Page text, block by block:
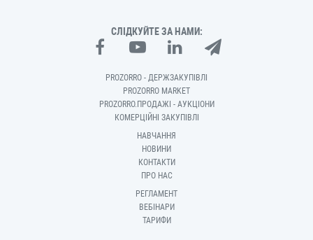
СЛІДКУЙТЕ ЗА НАМИ:
PROZORRO - ДЕРЖЗАКУПІВЛІ
PROZORRO MARKET
PROZORRO.ПРОДАЖІ - АУКЦІОНИ
КОМЕРЦІЙНІ ЗАКУПІВЛІ
НАВЧАННЯ
НОВИНИ
КОНТАКТИ
ПРО НАС
РЕГЛАМЕНТ
ВЕБІНАРИ
ТАРИФИ